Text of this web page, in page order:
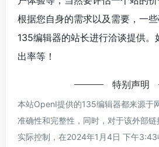
根据您自身的需求以及需要，一
135编辑器的站长进行洽谈提供。
出率等！
特别声明
本站OpenI提供的135编辑器都来源于
准确性和完整性，同时，对于该外部
实际控制，在2024年1月4日 下午